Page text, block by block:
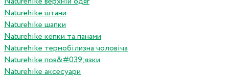
Naturehike штани
Naturehike шапки
Naturehike кепки та панами
Naturehike термобілизна чоловіча
Naturehike пов&#039;язки
Naturehike аксесуари